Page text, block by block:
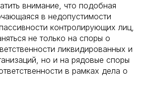
внимание, что подобная
в недопустимости
контролирующих лиц,
не только на споры о
ликвидированных и
но и на рядовые споры
в рамках дела о